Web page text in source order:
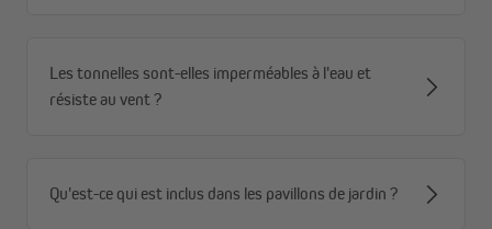
Les tonnelles sont-elles imperméables à l'eau et
résiste au vent ?
Qu'est-ce qui est inclus dans les pavillons de jardin ?